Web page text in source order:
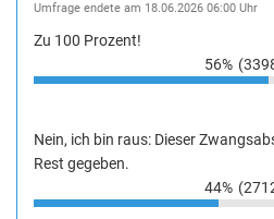
Umfrage endete am 18.06.2026 06:00 Uhr
Zu 100 Prozent!
56%
Nein, ich bin raus: Dieser
Rest gegeben.
44%